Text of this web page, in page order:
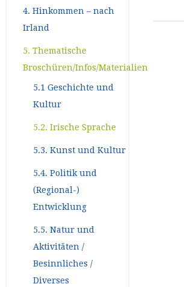
4. Hinkommen – nach
Irland
5. Thematische
Broschüren/Infos/Materialien
5.1 Geschichte und
Kultur
5.2. Irische Sprache
5.3. Kunst und Kultur
5.4. Politik und
(Regional-)
Entwicklung
5.5. Natur und
Aktivitäten /
Besinnliches /
Diverses